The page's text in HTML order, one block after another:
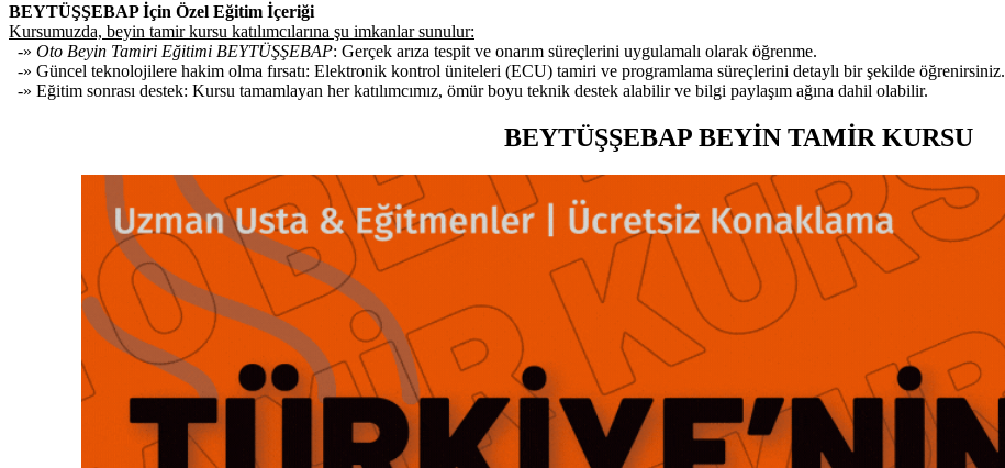
BEYTÜŞŞEBAP İçin Özel Eğitim İçeriği
Kursumuzda, beyin tamir kursu katılımcılarına şu imkanlar sunulur:
-» Oto Beyin Tamiri Eğitimi BEYTÜŞŞEBAP: Gerçek arıza tespit ve onarım süreçlerini uygulamalı olarak öğrenme.
-» Güncel teknolojilere hakim olma fırsatı: Elektronik kontrol üniteleri (ECU) tamiri ve programlama süreçlerini detaylı bir şekilde öğrenirsiniz.
-» Eğitim sonrası destek: Kursu tamamlayan her katılımcımız, ömür boyu teknik destek alabilir ve bilgi paylaşım ağına dahil olabilir.
BEYTÜŞŞEBAP BEYİN TAMİR KURSU